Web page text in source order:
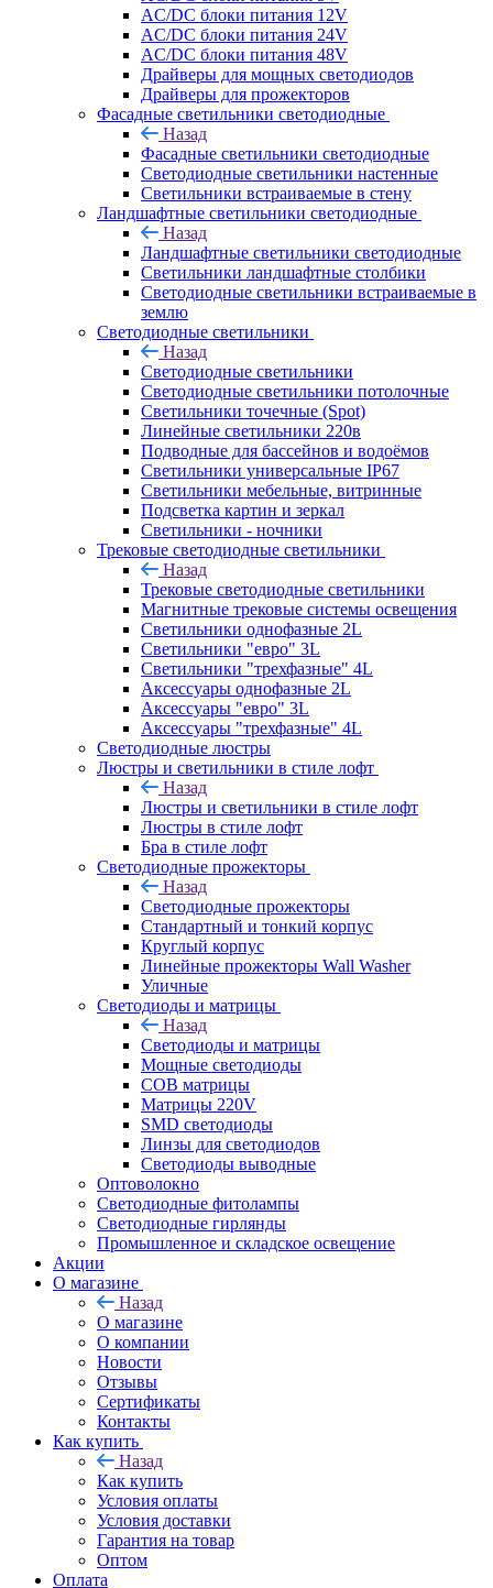
AC/DC блоки питания 12V
AC/DC блоки питания 24V
AC/DC блоки питания 48V
Драйверы для мощных светодиодов
Драйверы для прожекторов
Фасадные светильники светодиодные
Назад
Фасадные светильники светодиодные
Светодиодные светильники настенные
Светильники встраиваемые в стену
Ландшафтные светильники светодиодные
Назад
Ландшафтные светильники светодиодные
Светильники ландшафтные столбики
Светодиодные светильники встраиваемые в
землю
Светодиодные светильники
Назад
Светодиодные светильники
Светодиодные светильники потолочные
Светильники точечные (Spot)
Линейные светильники 220в
Подводные для бассейнов и водоёмов
Светильники универсальные IP67
Светильники мебельные, витринные
Подсветка картин и зеркал
Светильники - ночники
Трековые светодиодные светильники
Назад
Трековые светодиодные светильники
Магнитные трековые системы освещения
Светильники однофазные 2L
Светильники "евро" 3L
Светильники "трехфазные" 4L
Аксессуары однофазные 2L
Аксессуары "евро" 3L
Аксессуары "трехфазные" 4L
Светодиодные люстры
Люстры и светильники в стиле лофт
Назад
Люстры и светильники в стиле лофт
Люстры в стиле лофт
Бра в стиле лофт
Светодиодные прожекторы
Назад
Светодиодные прожекторы
Стандартный и тонкий корпус
Круглый корпус
Линейные прожекторы Wall Washer
Уличные
Светодиоды и матрицы
Назад
Светодиоды и матрицы
Мощные светодиоды
COB матрицы
Матрицы 220V
SMD светодиоды
Линзы для светодиодов
Светодиоды выводные
Оптоволокно
Светодиодные фитолампы
Светодиодные гирлянды
Промышленное и складское освещение
Акции
О магазине
Назад
О магазине
О компании
Новости
Отзывы
Сертификаты
Контакты
Как купить
Назад
Как купить
Условия оплаты
Условия доставки
Гарантия на товар
Оптом
Оплата